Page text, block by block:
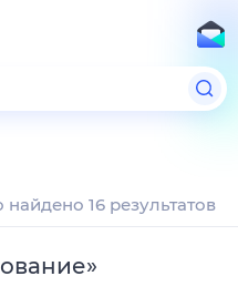
найдено 16 результатов
»